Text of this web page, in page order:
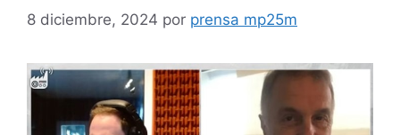
8 diciembre, 2024 por prensa mp25m